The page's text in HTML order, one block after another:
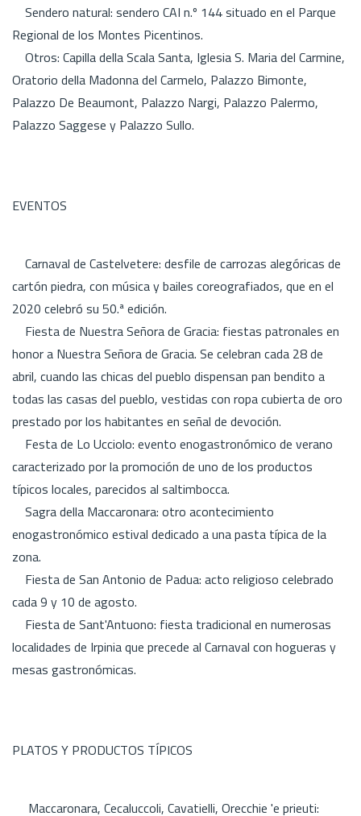
Sendero natural: sendero CAI n.º 144 situado en el Parque
Regional de los Montes Picentinos.
Otros: Capilla della Scala Santa, Iglesia S. Maria del Carmine,
Oratorio della Madonna del Carmelo, Palazzo Bimonte,
Palazzo De Beaumont, Palazzo Nargi, Palazzo Palermo,
Palazzo Saggese y Palazzo Sullo.
EVENTOS
Carnaval de Castelvetere: desfile de carrozas alegóricas de
cartón piedra, con música y bailes coreografiados, que en el
2020 celebró su 50.ª edición.
Fiesta de Nuestra Señora de Gracia: fiestas patronales en
honor a Nuestra Señora de Gracia. Se celebran cada 28 de
abril, cuando las chicas del pueblo dispensan pan bendito a
todas las casas del pueblo, vestidas con ropa cubierta de oro
prestado por los habitantes en señal de devoción.
Festa de Lo Ucciolo: evento enogastronómico de verano
caracterizado por la promoción de uno de los productos
típicos locales, parecidos al saltimbocca.
Sagra della Maccaronara: otro acontecimiento
enogastronómico estival dedicado a una pasta típica de la
zona.
Fiesta de San Antonio de Padua: acto religioso celebrado
cada 9 y 10 de agosto.
Fiesta de Sant'Antuono: fiesta tradicional en numerosas
localidades de Irpinia que precede al Carnaval con hogueras y
mesas gastronómicas.
PLATOS Y PRODUCTOS TÍPICOS
Maccaronara, Cecaluccoli, Cavatielli, Orecchie 'e prieuti: